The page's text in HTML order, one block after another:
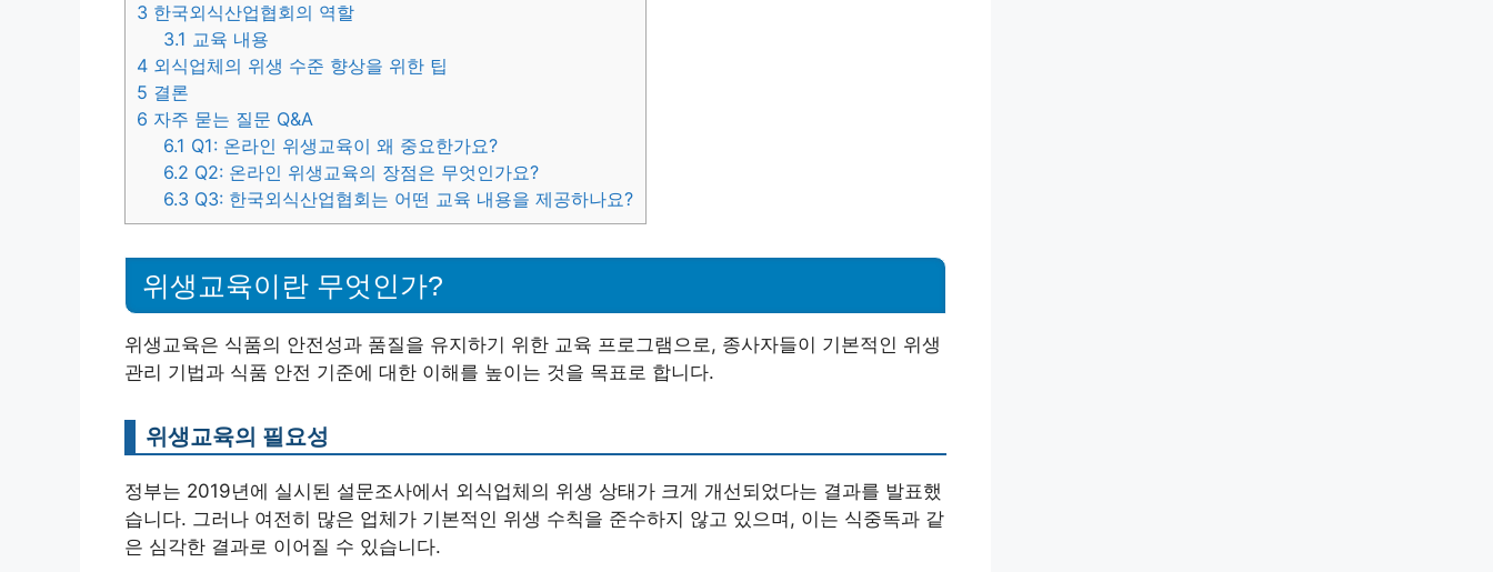
3 한국외식산업협회의 역할
3.1 교육 내용
4 외식업체의 위생 수준 향상을 위한 팁
5 결론
6 자주 묻는 질문 Q&A
6.1 Q1: 온라인 위생교육이 왜 중요한가요?
6.2 Q2: 온라인 위생교육의 장점은 무엇인가요?
6.3 Q3: 한국외식산업협회는 어떤 교육 내용을 제공하나요?
위생교육이란 무엇인가?
위생교육은 식품의 안전성과 품질을 유지하기 위한 교육 프로그램으로, 종사자들이 기본적인 위생
관리 기법과 식품 안전 기준에 대한 이해를 높이는 것을 목표로 합니다.
위생교육의 필요성
정부는 2019년에 실시된 설문조사에서 외식업체의 위생 상태가 크게 개선되었다는 결과를 발표했
습니다. 그러나 여전히 많은 업체가 기본적인 위생 수칙을 준수하지 않고 있으며, 이는 식중독과 같
은 심각한 결과로 이어질 수 있습니다.